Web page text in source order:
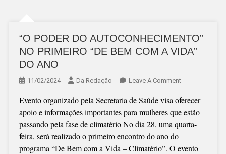
“O PODER DO AUTOCONHECIMENTO”
NO PRIMEIRO “DE BEM COM A VIDA”
DO ANO
11/02/2024 Da Redação Leave A CommentOn
PODER
DO
PRIMEIRO
Evento organizado pela Secretaria de Saúde visa oferecer
apoio e informações importantes para mulheres que estão
passando pela fase de climatério No dia 28, uma quarta-
feira, será realizado o primeiro encontro do ano do
programa “De Bem com a Vida – Climatério”. O evento